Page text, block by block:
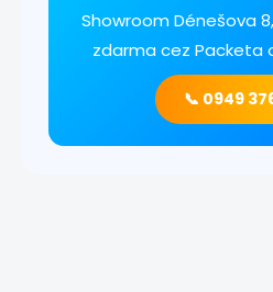
Showroom Dénešova
zdarma cez Packeta
📞 0949